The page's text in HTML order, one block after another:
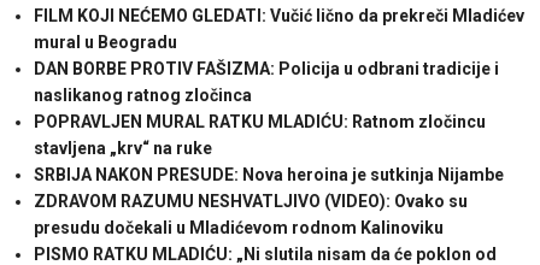
FILM KOJI NEĆEMO GLEDATI: Vučić lično da prekreči Mladićev
mural u Beogradu
DAN BORBE PROTIV FAŠIZMA: Policija u odbrani tradicije i
naslikanog ratnog zločinca
POPRAVLJEN MURAL RATKU MLADIĆU: Ratnom zločincu
stavljena „krv“ na ruke
SRBIJA NAKON PRESUDE: Nova heroina je sutkinja Nijambe
ZDRAVOM RAZUMU NESHVATLJIVO (VIDEO): Ovako su
presudu dočekali u Mladićevom rodnom Kalinoviku
PISMO RATKU MLADIĆU: „Ni slutila nisam da će poklon od